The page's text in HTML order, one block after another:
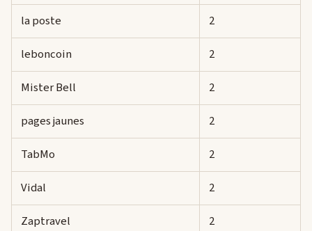
la poste
2
leboncoin
2
Mister Bell
2
pages jaunes
2
TabMo
2
Vidal
2
Zaptravel
2